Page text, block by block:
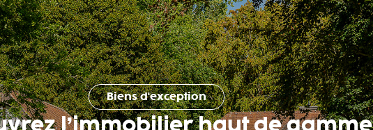
Biens d'exception